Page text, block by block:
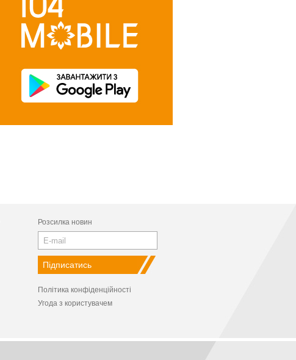
Розсилка новин
Політика конфіденційності
Угода з користувачем